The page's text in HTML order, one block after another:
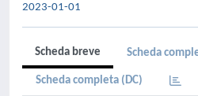
2023-01-01
Scheda breve Scheda
Scheda completa (DC)